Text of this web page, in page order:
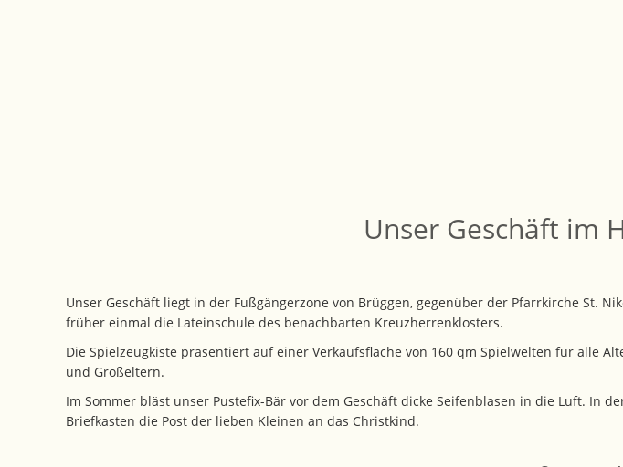
Unser Geschäft im
Unser Geschäft liegt in der Fußgängerzone von Brüggen, gegenüber der Pfarrkirche St.
früher einmal die Lateinschule des benachbarten Kreuzherrenklosters.
Die Spielzeugkiste präsentiert auf einer Verkaufsfläche von 160 qm Spielwelten für alle
und Großeltern.
Im Sommer bläst unser Pustefix-Bär vor dem Geschäft dicke Seifenblasen in die Luft. In
Briefkasten die Post der lieben Kleinen an das Christkind.